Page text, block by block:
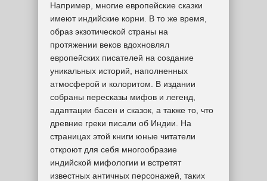
Например, многие европейские сказки
имеют индийские корни. В то же время,
образ экзотической страны на
протяжении веков вдохновлял
европейских писателей на создание
уникальных историй, наполненных
атмосферой и колоритом. В издании
собраны пересказы мифов и легенд,
адаптации басен и сказок, а также то, что
древние греки писали об Индии. На
страницах этой книги юные читатели
откроют для себя многообразие
индийской мифологии и встретят
известных античных персонажей, таких